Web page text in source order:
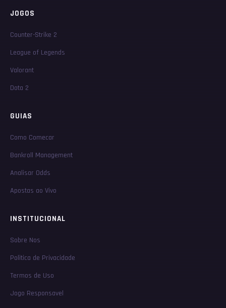
JOGOS
Counter-Strike 2
League of Legends
Valorant
Dota 2
GUIAS
Como Comecar
Bankroll Management
Analisar Odds
Apostas ao Vivo
INSTITUCIONAL
Sobre Nos
Politica de Privacidade
Termos de Uso
Jogo Responsavel